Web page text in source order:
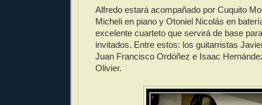
Alfredo estará acompañado por Cuquito
Micheli en piano y Otoniel Nicolás en
excelente cuarteto que servirá de base
invitados. Entre estos: los guitarristas
Juan Francisco Ordóñez e Isaac
Olivier.